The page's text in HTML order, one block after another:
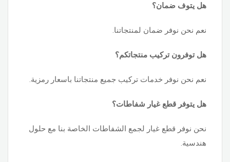
هل يتوف ضمان؟
نعم نحن نوفر ضمان لمنتجاتنا.
هل توفرون تركيب منتجاتكم؟
نعم نحن نوفر خدمات تركيب جميع منتجاتنا باسعار رمزية.
هل يتوفر قطع غيار شفاطات؟
نحن نوفر قطع غيار لجمع الشفاطات الخاصة بنا مع حلول
هندسية.